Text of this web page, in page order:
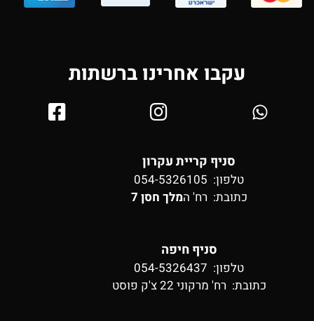
עקבו אחרינו ברשתות
סניף קריית עקרון
טלפון: 054-5326105
כתובת: רח' המלך חסן 7
סניף חיפה
טלפון: 054-5326437
כתובת: רח' מרקוני 22 צ'ק פוסט